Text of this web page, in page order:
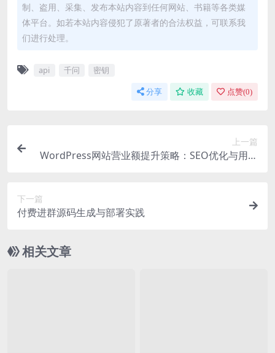
制、盗用、采集、发布本站内容到任何网站、书籍等各类媒
体平台。如若本站内容侵犯了原著者的合法权益，可联系我
们进行处理。
api 千问 密钥
分享 收藏 点赞(0)
上一篇
WordPress网站营业额提升策略：SEO优化与用户
下一篇
付费进群源码生成与部署实践
相关文章